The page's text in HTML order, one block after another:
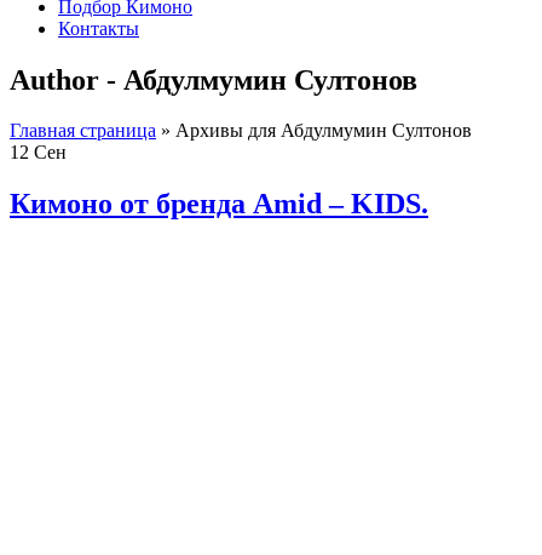
Подбор Кимоно
Контакты
Author - Абдулмумин Султонов
Главная страница » Архивы для Абдулмумин Султонов
12 Сен
Кимоно от бренда Amid – KIDS.